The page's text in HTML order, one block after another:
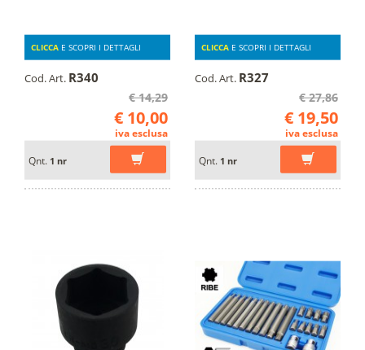
CLICCA E SCOPRI I DETTAGLI
Cod. Art. R340
€ 14,29
€ 10,00
iva esclusa
Qnt. 1 nr
CLICCA E SCOPRI I DETTAGLI
Cod. Art. R327
€ 27,86
€ 19,50
iva esclusa
Qnt. 1 nr